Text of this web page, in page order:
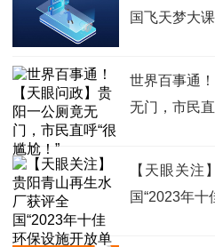
国飞天梦大
世界百事通
无门，市民
【天眼关注
国“2023年十